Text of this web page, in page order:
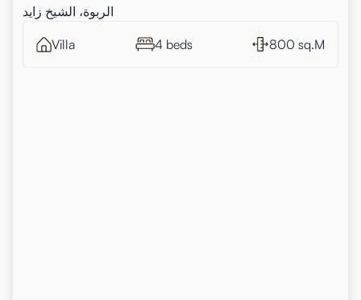
الربوة، الشيخ زايد
Villa 4 beds 800 sq.M